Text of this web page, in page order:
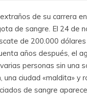
de su carrera
de sangre. El 24 de
de 200.000
años después,
personas sin una
ciudad «maldita»
de sangre